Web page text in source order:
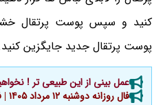
کنید و سپس پوست پرتقال
پوست پرتقال جدید جایگزین
عمل بینی از این طبیعی تر !
فال روزانه دوشنبه ۱۲ مرداد ۱۴۰۵ | فال امروز | فال روزانه شخصی